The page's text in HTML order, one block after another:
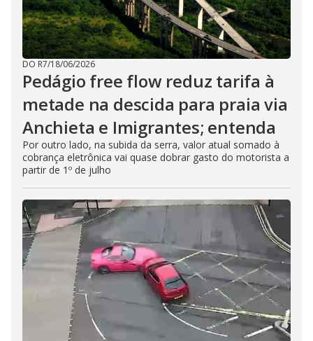
DO R7/18/06/2026
Pedágio free flow reduz tarifa à
metade na descida para praia via
Anchieta e Imigrantes; entenda
Por outro lado, na subida da serra, valor atual somado à
cobrança eletrônica vai quase dobrar gasto do motorista a
partir de 1º de julho